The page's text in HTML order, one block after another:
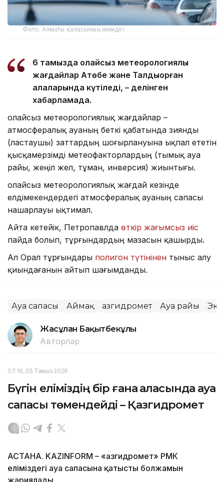
Фото: Алматы қаласының әкімдігі
6 тамызда қолайсыз метеорологиялық
жағдайлар Ақтөбе және Талдықорған
қалаларында күтіледі, – делінген
хабарламада.
Қолайсыз метеорологиялық жағдайлар –
атмосфералық ауаның беткі қабатында зиянды
(ластаушы) заттардың шоғырлануына ықпал ететін
қысқамерзімді метеофакторлардың (тымық ауа
райы, жеңіл жел, тұман, инверсия) жиынтығы.
Қолайсыз метеорологиялық жағдай кезінде
елдімекендердегі атмосфералық ауаның сапасы
нашарлауы ықтимал.
Айта кетейік, Петропавлда өткір жағымсыз иіс
пайда болып, тұрғындардың мазасын қашырды.
Ал Орал тұрғындары полигон түтінінен тыныс алу
қиындағанын айтып шағымданды.
Ауа сапасы Аймақ Қазгидромет Ауа райы
Жасұлан Бақытбекұлы
Авторлар
07:16, 05 Тамыз 2026
Бүгін еліміздің бір ғана қаласында ауа
сапасы төмендейді – Қазгидромет
АСТАНА. KAZINFORM – «Қазгидромет» РМК
еліміздегі ауа сапасына қатысты болжамын
жариялады.